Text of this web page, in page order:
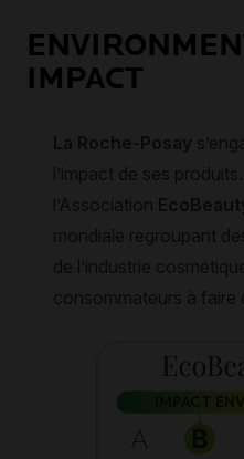
IMPACT